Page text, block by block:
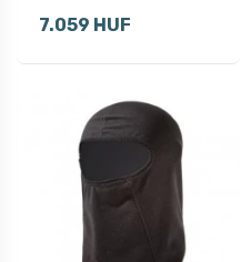
7.059 HUF